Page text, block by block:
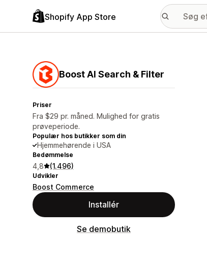
Shopify App Store
Boost AI Search & Filter
Priser
Fra $29 pr. måned. Mulighed for gratis
prøveperiode.
Populær hos butikker som din
Hjemmehørende i USA
Bedømmelse
4,8 (1.496)
Udvikler
Boost Commerce
Installér
Se demobutik